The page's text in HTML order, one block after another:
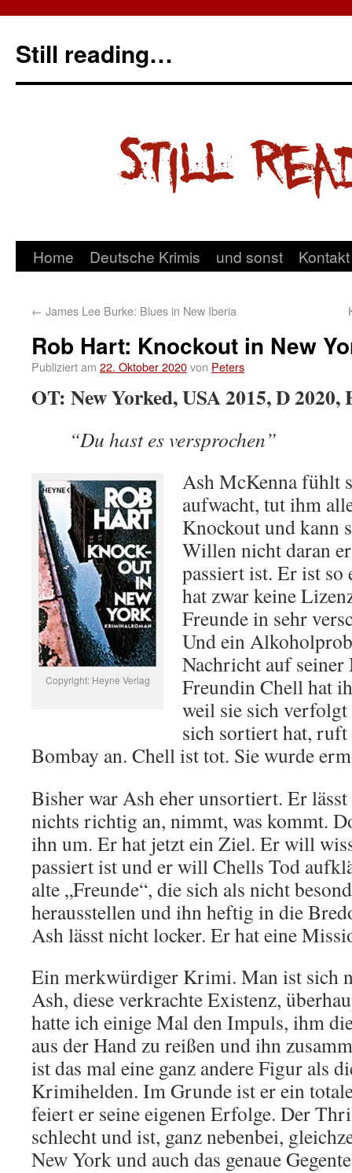
Still reading…
Home Deutsche Krimis und sonst Kontakt
← James Lee Burke: Blues in New Iberia
Rob Hart: Knockout in New
Publiziert am 22. Oktober 2020von Peters
OT: New Yorked, USA 2015, D 2020,
“Du hast es versprochen”
Copyright: Heyne Verlag
Ash McKenna fühlt
aufwacht, tut ihm
Knockout und kann
Willen nicht daran
passiert ist. Er ist
hat zwar keine
Freunde in sehr
Und ein
Nachricht auf
Freundin Chell hat
weil sie sich
sich sortiert hat,
Bombay an. Chell ist tot. Sie wurde
Bisher war Ash eher unsortiert. Er
nichts richtig an, nimmt, was kommt.
ihn um. Er hat jetzt ein Ziel. Er will
passiert ist und er will Chells Tod
alte „Freunde“, die sich als nicht
herausstellen und ihn heftig in die
Ash lässt nicht locker. Er hat eine
Ein merkwürdiger Krimi. Man ist sich
Ash, diese verkrachte Existenz,
hatte ich einige Mal den Impuls, ihm
aus der Hand zu reißen und ihn
ist das mal eine ganz andere Figur als
Krimihelden. Im Grunde ist er ein
feiert er seine eigenen Erfolge. Der
schlecht und ist, ganz nebenbei,
New York und auch das genaue